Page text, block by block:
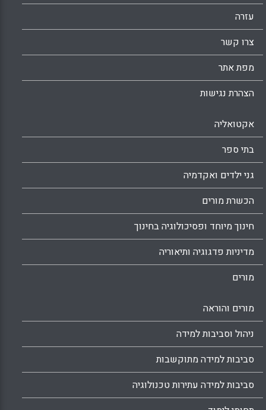
עזרה
צרו קשר
מפת אתר
הצהרת נגישות
אקטואליה
בתי ספר
גני ילדים ואקדמיה
הכשרת מורים
חינוך מיוחד ופסיכולוגיה בחינוך
מדיניות פדגוגיה ותיאוריה
מורים
מורים והוראה
ניהול וסביבות למידה
סביבות למידה מתוקשבות
סביבות למידה עתירות טכנולוגיה